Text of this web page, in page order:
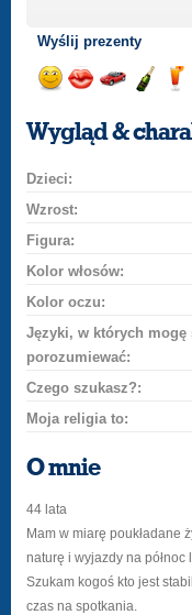
Wyślij prezenty
uśmiech
buziaka
Wygląd &
Dzieci:
Wzrost:
Figura:
Kolor włosów:
Kolor oczu:
Języki, w których mogę
porozumiewać:
Czego szukasz?:
Moja religia to:
O mnie
44 lata
Mam w miarę poukładane
naturę i wyjazdy na
Szukam kogoś kto jest
czas na spotkania.